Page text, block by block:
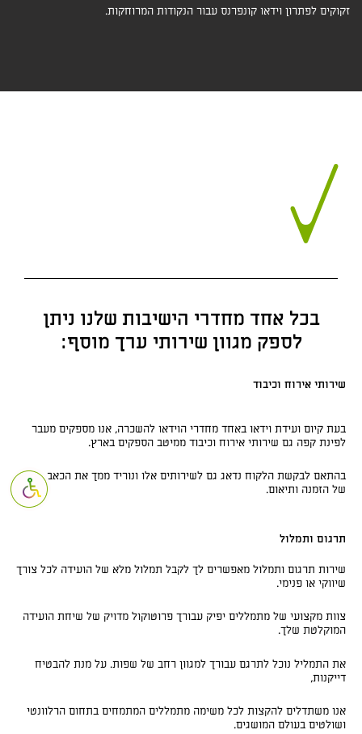
פתח סרגל
זקוקים לפתרון וידאו קונפרנס עבור הנקודות המרוחקות.
בכל אחד מחדרי הישיבות שלנו ניתן
לספק מגוון שירותי ערך מוסף:
שירותי אירוח וכיבוד
בעת קיום ועידת וידאו באחד מחדרי הוידאו להשכרה, אנו מספקים מעבר
לפינת קפה גם שירותי אירוח וכיבוד ממיטב הספקים בארץ.
בהתאם לבקשת הלקוח נדאג גם לשירותים אלו ונוריד ממך את הכאב ראש
של הזמנה ותיאום.
תרגום ותמלול
שירות תרגום ותמלול מאפשרים לך לקבל תמלול מלא של הועידה לכל צורך
שיווקי או פנימי.
צוות מקצועי של מתמללים יפיק עבורך פרוטוקול מדויק של שיחת הועידה
המוקלטת שלך.
את התמליל נוכל לתרגם עבורך למגוון רחב של שפות. על מנת להבטיח
דייקנות,
אנו משתדלים להקצות לכל משימה מתמללים המתמחים בתחום הרלוונטי
ושולטים בעולם המושגים.